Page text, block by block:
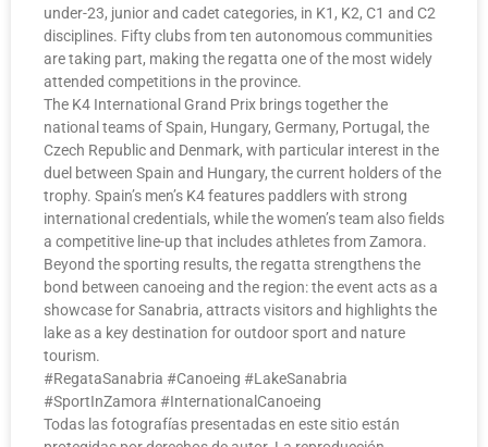
under-23, junior and cadet categories, in K1, K2, C1 and C2
disciplines. Fifty clubs from ten autonomous communities
are taking part, making the regatta one of the most widely
attended competitions in the province.
The K4 International Grand Prix brings together the
national teams of Spain, Hungary, Germany, Portugal, the
Czech Republic and Denmark, with particular interest in the
duel between Spain and Hungary, the current holders of the
trophy. Spain’s men’s K4 features paddlers with strong
international credentials, while the women’s team also fields
a competitive line-up that includes athletes from Zamora.
Beyond the sporting results, the regatta strengthens the
bond between canoeing and the region: the event acts as a
showcase for Sanabria, attracts visitors and highlights the
lake as a key destination for outdoor sport and nature
tourism.
#RegataSanabria #Canoeing #LakeSanabria
#SportInZamora #InternationalCanoeing
Todas las fotografías presentadas en este sitio están